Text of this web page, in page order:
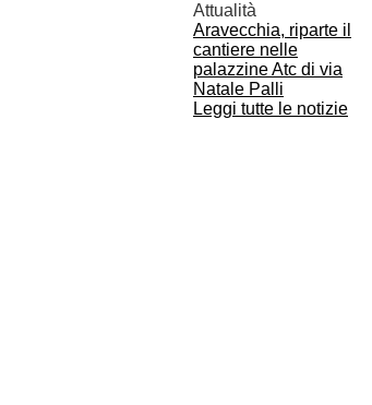
Attualità
Aravecchia, riparte il
cantiere nelle
palazzine Atc di via
Natale Palli
Leggi tutte le notizie